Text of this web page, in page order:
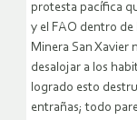
protesta pacífica
y el FAO dentro de
Minera San Xavier
desalojar a los
logrado esto
entrañas; todo